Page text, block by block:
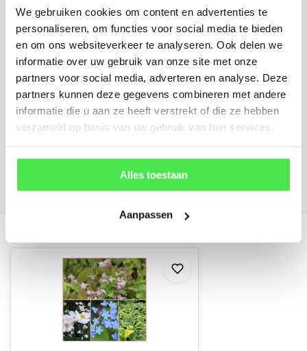
We gebruiken cookies om content en advertenties te
personaliseren, om functies voor social media te bieden
en om ons websiteverkeer te analyseren. Ook delen we
informatie over uw gebruik van onze site met onze
partners voor social media, adverteren en analyse. Deze
partners kunnen deze gegevens combineren met andere
informatie die u aan ze heeft verstrekt of die ze hebben
verzameld op basis van uw gebruik van hun services.
Alles toestaan
Aanpassen
vorm. Wilt u weten hoe uw plant of
boom er ongeveer eruit ziet? We
kunnen u een foto sturen.
info@tuinplantenbezorgd.nl
06 45 601 508 (tijdelijk niet bereikbaar)
customers give us a 4.7/
Recent bekeken